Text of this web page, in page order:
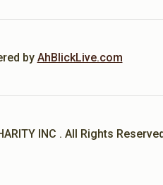
by AhBlickLive.com
INC . All Rights